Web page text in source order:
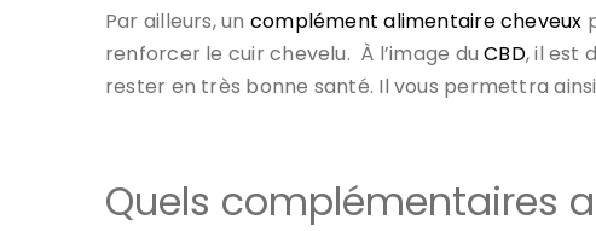
Par ailleurs, un complément alimentaire cheveux
renforcer le cuir chevelu. À l’image duCBD, il est
rester en très bonne santé. Il vous permettra
Quels complémentaires